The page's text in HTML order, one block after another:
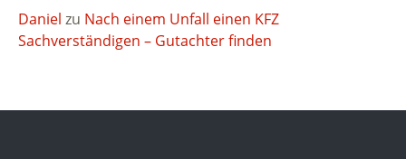
Daniel zu Nach einem Unfall einen KFZ
Sachverständigen – Gutachter finden